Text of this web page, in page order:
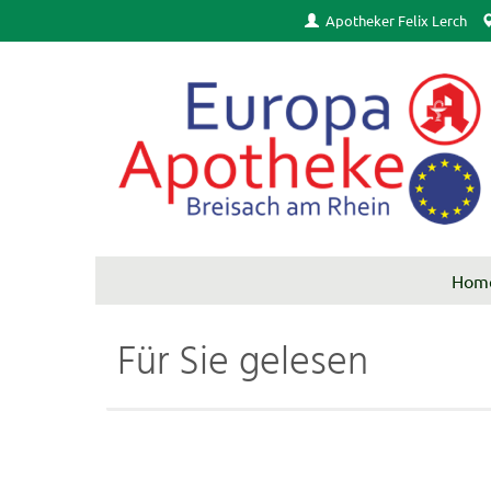
Apotheker Felix Lerch
Für Sie gelesen